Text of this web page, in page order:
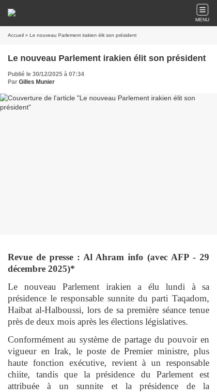
MENU
Accueil » Le nouveau Parlement irakien élit son président
Le nouveau Parlement irakien élit son président
Publié le 30/12/2025 à 07:34
Par Gilles Munier
Revue de presse : Al Ahram info (avec AFP - 29
décembre 2025)*
Le nouveau Parlement irakien a élu lundi à sa
présidence le responsable sunnite du parti Taqadom,
Haibat al-Halboussi, lors de sa première séance tenue
près de deux mois après les élections législatives.
Conformément au système de partage du pouvoir en
vigueur en Irak, le poste de Premier ministre, plus
haute fonction exécutive, revient à un responsable
chiite, tandis que la présidence du Parlement est
attribuée à un sunnite et la présidence de la